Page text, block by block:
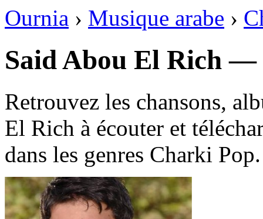
Ournia › Musique arabe ›
Retrouvez les chansons,
El Rich à écouter et
dans les genres Charki Pop.